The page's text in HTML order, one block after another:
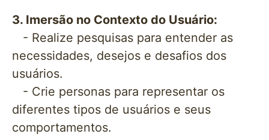
3. Imersão no Contexto do Usuário:
- Realize pesquisas para entender as
necessidades, desejos e desafios dos
usuários.
- Crie personas para representar os
diferentes tipos de usuários e seus
comportamentos.